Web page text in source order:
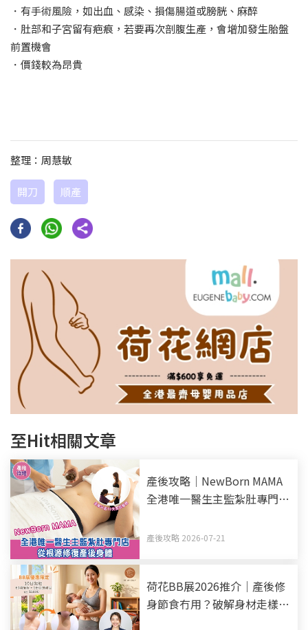
．有手術風險，如出血、感染、損傷腸道或膀胱、麻醉
．肚部和子宮留有疤痕，若要再次剖腹生產，會增加發生胎盤
前置機會
．價錢較為昂貴
整理：周慧敏
開刀 順產
至Hit相關文章
產後攻略｜NewBorn MAMA
全港唯一醫生主監紮肚專門店
源修復產後身體
產後攻略 2026-07-21
荷花BB展2026推介｜產後修
身節食冇用？破解身材走樣迷